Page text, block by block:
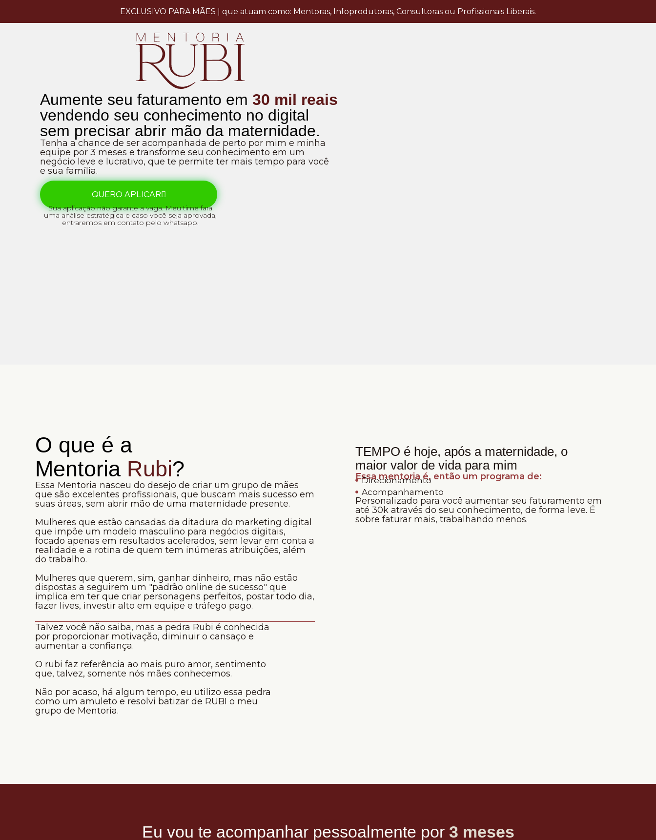
EXCLUSIVO PARA MÃES | que atuam como: Mentoras, Infoprodutoras, Consultoras ou Profissionais Liberais.
Aumente seu faturamento em 30 mil reais
vendendo seu conhecimento no digital
sem precisar abrir mão da maternidade.
Tenha a chance de ser acompanhada de perto por mim e minha
equipe por 3 meses e transforme seu conhecimento em um
negócio leve e lucrativo, que te permite ter mais tempo para você
e sua família.
QUERO APLICAR
Sua aplicação não garante a vaga. Meu time fará
uma análise estratégica e caso você seja aprovada,
entraremos em contato pelo whatsapp.
O que é a
Mentoria Rubi?
Essa Mentoria nasceu do desejo de criar um grupo de mães
que são excelentes profissionais, que buscam mais sucesso em
suas áreas, sem abrir mão de uma maternidade presente.
Mulheres que estão cansadas da ditadura do marketing digital
que impõe um modelo masculino para negócios digitais,
focado apenas em resultados acelerados, sem levar em conta a
realidade e a rotina de quem tem inúmeras atribuições, além
do trabalho.
Mulheres que querem, sim, ganhar dinheiro, mas não estão
dispostas a seguirem um "padrão online de sucesso" que
implica em ter que criar personagens perfeitos, postar todo dia,
fazer lives, investir alto em equipe e tráfego pago.
Talvez você não saiba, mas a pedra Rubi é conhecida
por proporcionar motivação, diminuir o cansaço e
aumentar a confiança.
O rubi faz referência ao mais puro amor, sentimento
que, talvez, somente nós mães conhecemos.
Não por acaso, há algum tempo, eu utilizo essa pedra
como um amuleto e resolvi batizar de RUBI o meu
grupo de Mentoria.
TEMPO é hoje, após a maternidade, o
maior valor de vida para mim
Essa mentoria é, então um programa de:
Direcionamento
Acompanhamento
Personalizado para você aumentar seu faturamento em
até 30k através do seu conhecimento, de forma leve. É
sobre faturar mais, trabalhando menos.
Eu vou te acompanhar pessoalmente por 3 meses